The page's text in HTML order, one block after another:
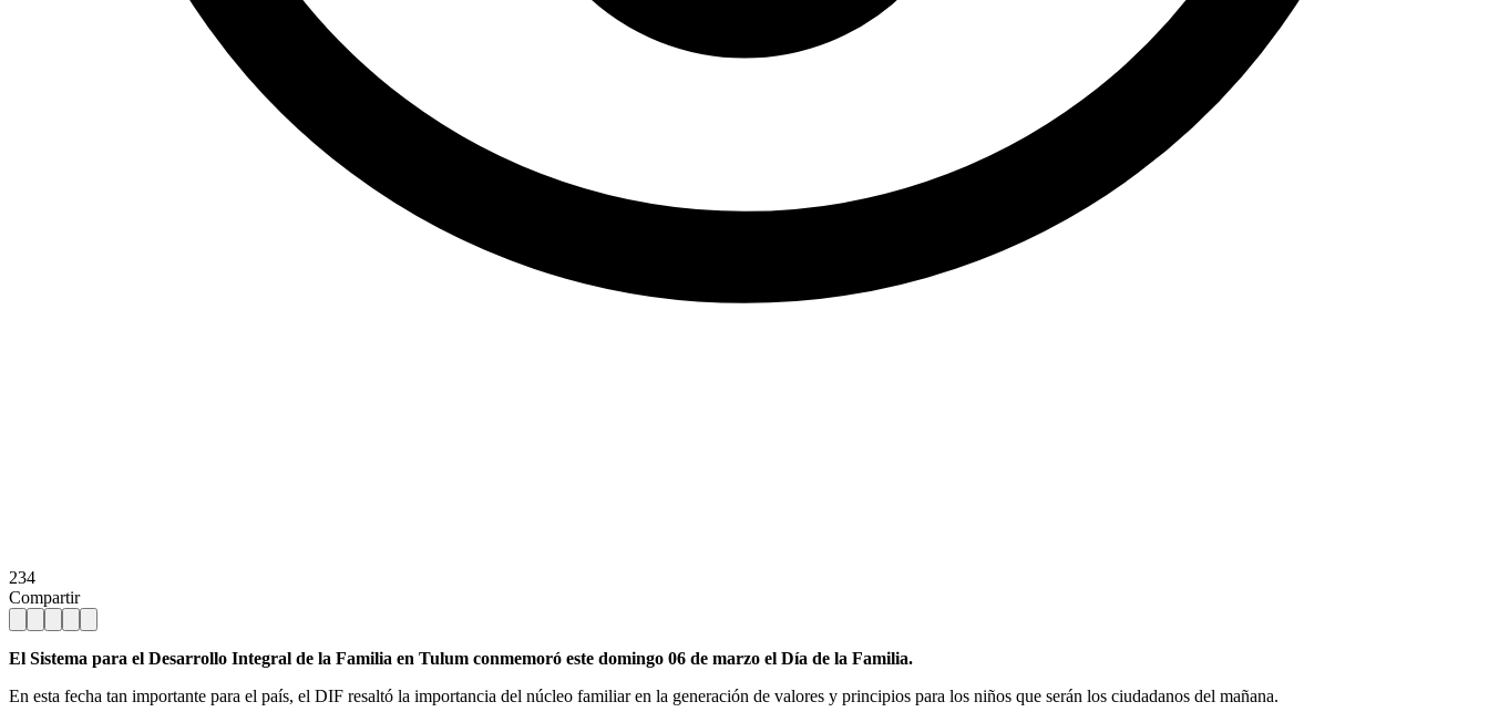
234
Compartir
El Sistema para el Desarrollo Integral de la Familia en Tulum conmemoró este domingo 06 de marzo el Día de la Familia.
En esta fecha tan importante para el país, el DIF resaltó la importancia del núcleo familiar en la generación de valores y principios para los niños que serán los ciudadanos del mañana.